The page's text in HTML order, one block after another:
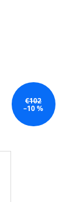
€102
–10 %